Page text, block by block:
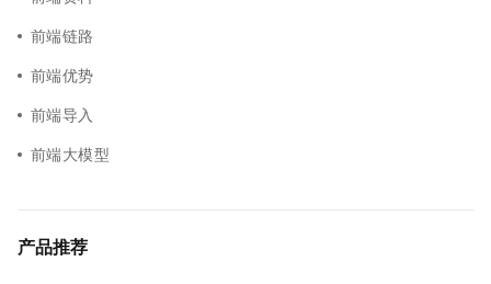
前端链路
前端优势
前端导入
前端大模型
产品推荐